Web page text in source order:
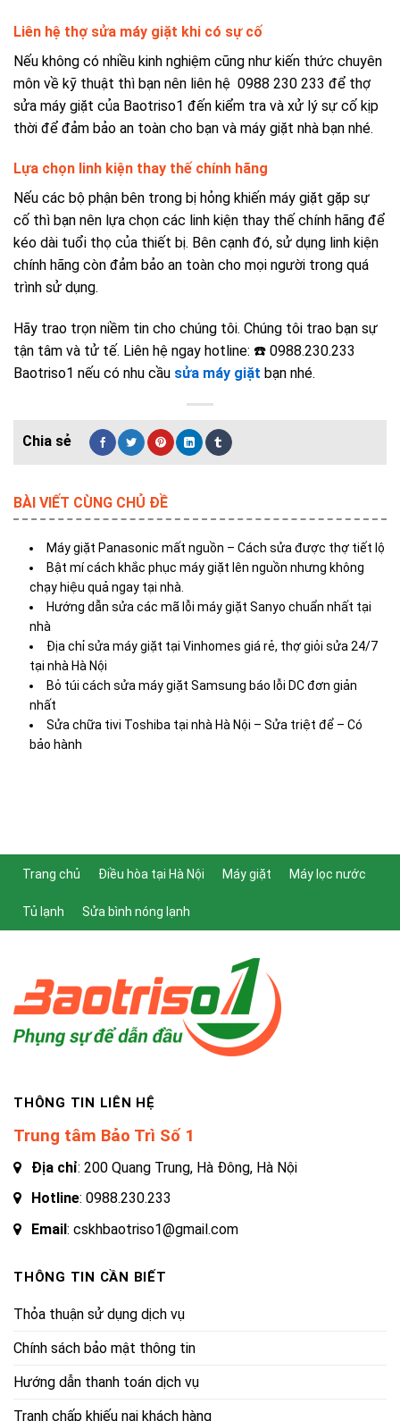
Liên hệ thợ sửa máy giặt khi có sự cố
Nếu không có nhiều kinh nghiệm cũng như kiến thức chuyên
môn về kỹ thuật thì bạn nên liên hệ 0988 230 233 để thợ
sửa máy giặt của Baotriso1 đến kiểm tra và xử lý sự cố kịp
thời để đảm bảo an toàn cho bạn và máy giặt nhà bạn nhé.
Lựa chọn linh kiện thay thế chính hãng
Nếu các bộ phận bên trong bị hỏng khiến máy giặt gặp sự
cố thì bạn nên lựa chọn các linh kiện thay thế chính hãng để
kéo dài tuổi thọ của thiết bị. Bên cạnh đó, sử dụng linh kiện
chính hãng còn đảm bảo an toàn cho mọi người trong quá
trình sử dụng.
Hãy trao trọn niềm tin cho chúng tôi. Chúng tôi trao bạn sự
tận tâm và tử tế. Liên hệ ngay hotline: ☎️ 0988.230.233
Baotriso1 nếu có nhu cầu sửa máy giặt bạn nhé.
BÀI VIẾT CÙNG CHỦ ĐỀ
Máy giặt Panasonic mất nguồn – Cách sửa được thợ tiết lộ
Bật mí cách khắc phục máy giặt lên nguồn nhưng không
chạy hiệu quả ngay tại nhà.
Hướng dẫn sửa các mã lỗi máy giặt Sanyo chuẩn nhất tại
nhà
Địa chỉ sửa máy giặt tại Vinhomes giá rẻ, thợ giỏi sửa 24/7
tại nhà Hà Nội
Bỏ túi cách sửa máy giặt Samsung báo lỗi DC đơn giản
nhất
Sửa chữa tivi Toshiba tại nhà Hà Nội – Sửa triệt để – Có
bảo hành
Trang chủ Điều hòa tại Hà Nội Máy giặt Máy lọc nước
Tủ lạnh Sửa bình nóng lạnh
THÔNG TIN LIÊN HỆ
Trung tâm Bảo Trì Số 1
Địa chỉ: 200 Quang Trung, Hà Đông, Hà Nội
Hotline: 0988.230.233
Email: cskhbaotriso1@gmail.com
THÔNG TIN CẦN BIẾT
Thỏa thuận sử dụng dịch vụ
Chính sách bảo mật thông tin
Hướng dẫn thanh toán dịch vụ
Tranh chấp khiếu nại khách hàng